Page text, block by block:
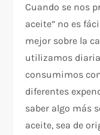
Cuando se nos
aceite” no es
mejor sobre la
utilizamos
consumimos
diferentes
saber algo más
aceite, sea de